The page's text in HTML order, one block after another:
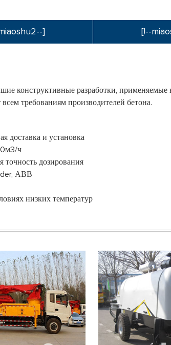
] [!--
конструктивные разработки,
требованиям производителей бетона.
доставка и установка
ч
дозирования
АВВ
низких температур